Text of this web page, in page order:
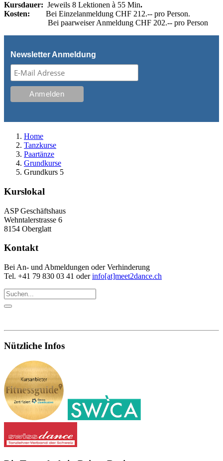
Kursdauer: Jeweils 8 Lektionen à 55 Min.
Kosten: Bei Einzelanmeldung CHF 212.-- pro Person.
Bei paarweiser Anmeldung CHF 202.-- pro Person
Newsletter Anmeldung
Home
Tanzkurse
Paartänze
Grundkurse
Grundkurs 5
Kurslokal
ASP Geschäftshaus
Wehntalerstrasse 6
8154 Oberglatt
Kontakt
Bei An- und Abmeldungen oder Verhinderung
Tel. +41 79 830 03 41 oderinfo[at]meet2dance.ch
Nützliche Infos